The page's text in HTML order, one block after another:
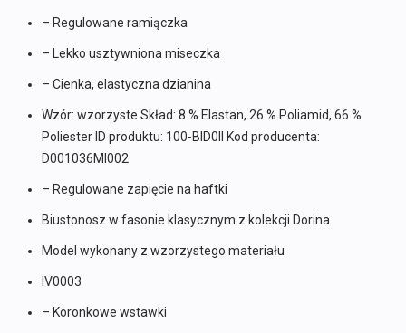
– Regulowane ramiączka
– Lekko usztywniona miseczka
– Cienka, elastyczna dzianina
Wzór: wzorzyste Skład: 8 % Elastan, 26 % Poliamid, 66 %
Poliester ID produktu: 100-BID0II Kod producenta:
D001036MI002
– Regulowane zapięcie na haftki
Biustonosz w fasonie klasycznym z kolekcji Dorina
Model wykonany z wzorzystego materiału
IV0003
– Koronkowe wstawki